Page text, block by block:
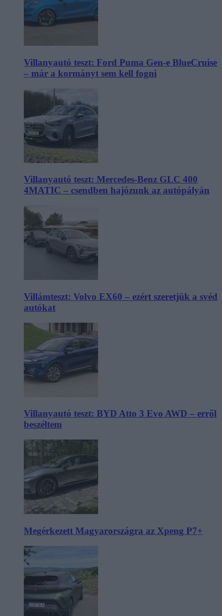
Villanyautó teszt: Ford Puma Gen-e BlueCruise
– már a kormányt sem kell fogni
Villanyautó teszt: Mercedes-Benz GLC 400
4MATIC – csendben hajózunk az autópályán
Villámteszt: Volvo EX60 – ezért szeretjük a svéd
autókat
Villanyautó teszt: BYD Atto 3 Evo AWD – erről
beszéltem
Megérkezett Magyarországra az Xpeng P7+